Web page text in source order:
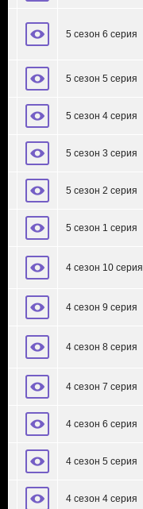
5 сезон 6 серия
5 сезон 5 серия
5 сезон 4 серия
5 сезон 3 серия
5 сезон 2 серия
5 сезон 1 серия
4 сезон 10 серия
4 сезон 9 серия
4 сезон 8 серия
4 сезон 7 серия
4 сезон 6 серия
4 сезон 5 серия
4 сезон 4 серия